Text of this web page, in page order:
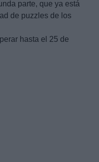
parte, que ya está
de puzzles de los
hasta el 25 de